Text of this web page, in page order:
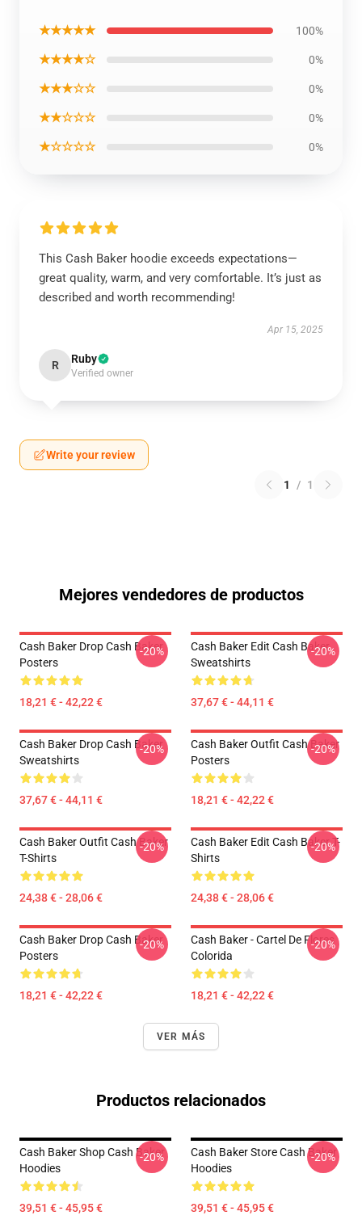
★★★★★ 100%
★★★★☆ 0%
★★★☆☆ 0%
★★☆☆☆ 0%
★☆☆☆☆ 0%
This Cash Baker hoodie exceeds expectations—
great quality, warm, and very comfortable. It’s just as
described and worth recommending!
Apr 15, 2025
R Ruby
Verified owner
Write your review
1 / 1
Mejores vendedores de productos
Cash Baker Drop Cash Baker
Posters
18,21 € - 42,22 €
-20%
Cash Baker Edit Cash Baker
Sweatshirts
37,67 € - 44,11 €
-20%
Cash Baker Drop Cash Baker
Sweatshirts
37,67 € - 44,11 €
-20%
Cash Baker Outfit Cash Baker
Posters
18,21 € - 42,22 €
-20%
Cash Baker Outfit Cash Baker
T-Shirts
24,38 € - 28,06 €
-20%
Cash Baker Edit Cash Baker T-
Shirts
24,38 € - 28,06 €
-20%
Cash Baker Drop Cash Baker
Posters
18,21 € - 42,22 €
-20%
Cash Baker - Cartel De Flores
Colorida
18,21 € - 42,22 €
-20%
VER MÁS
Productos relacionados
Cash Baker Shop Cash Baker
Hoodies
39,51 € - 45,95 €
-20%
Cash Baker Store Cash Baker
Hoodies
39,51 € - 45,95 €
-20%